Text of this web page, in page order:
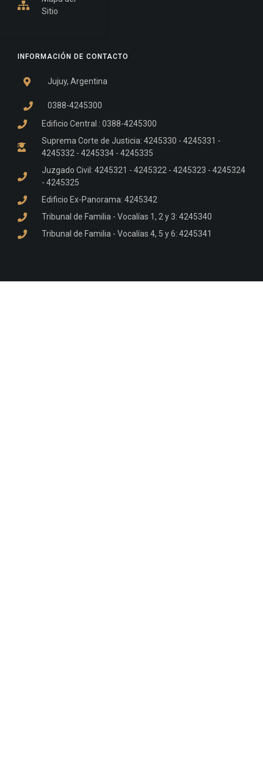
INFORMACIÓN DE CONTACTO
Jujuy, Argentina
0388-4245300
Edificio Central : 0388-4245300
Suprema Corte de Justicia: 4245330 - 4245331 -
4245332 - 4245334 - 4245335
Juzgado Civil: 4245321 - 4245322 - 4245323 - 4245324
- 4245325
Edificio Ex-Panorama: 4245342
Tribunal de Familia - Vocalías 1, 2 y 3: 4245340
Tribunal de Familia - Vocalías 4, 5 y 6: 4245341
Sitio